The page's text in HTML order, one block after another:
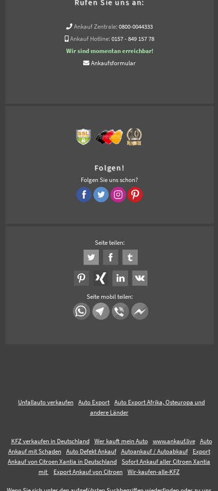
Ankauf Zentrale: 0800-0044333
Ankauf Hotline: 0157 - 849 157 78
Wir sind momentan erreichbar!
Ankaufsformular
Folgen!
Folgen Sie uns schon?
Seite teilen:
Seite mobil teilen:
Unfallauto verkaufen Auto Export
Auto Export Afrika, Osteuropa und
andere Länder
KFZ verkaufen in Deutschland Wer kauft mein Auto www.ankauf.live
Auto
Ankauf mit Schaden
Auto Defekt Ankauf Autoankauf / Autoabkauf
Export
Ankauf von Citroen Xantia in Deutschland
Sofort Ankauf aller Citroen Xantia
mit
Export Ankauf von Citroen Wir-kaufen-alle-KFZ